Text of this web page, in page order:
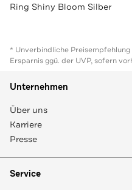
Ring Shiny Bloom Silber
* Unverbindliche
Ersparnis ggü. der UVP, sofern
Unternehmen
Über uns
Karriere
Presse
Service